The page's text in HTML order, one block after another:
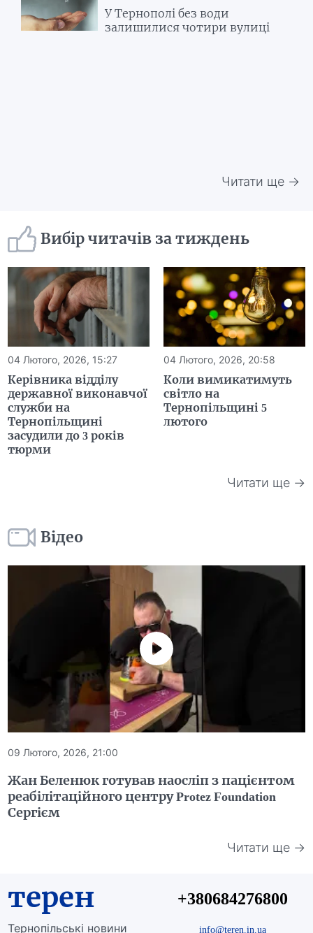
У Тернополі без води
залишилися чотири вулиці
Читати ще →
Вибір читачів за тиждень
04 Лютого, 2026, 15:27
Керівника відділу
державної виконавчої
служби на
Тернопільщині
засудили до 3 років
тюрми
04 Лютого, 2026, 20:58
Коли вимикатимуть
світло на
Тернопільщині 5
лютого
Читати ще →
Відео
09 Лютого, 2026, 21:00
Жан Беленюк готував наосліп з пацієнтом
реабілітаційного центру Protez Foundation
Сергієм
Читати ще →
терен
Тернопільські новини
+380684276800
info@teren.in.ua